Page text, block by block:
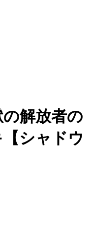
の解放者の
シャドウ